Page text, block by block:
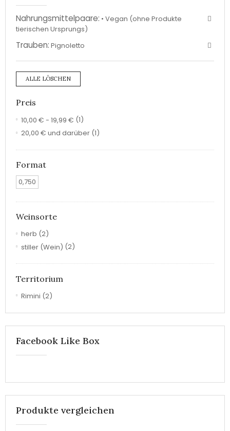
Nahrungsmittelpaare: • Vegan (ohne Produkte
tierischen Ursprungs)
Trauben: Pignoletto
ALLE LÖSCHEN
Preis
10,00 € - 19,99 € (1)
20,00 € und darüber (1)
Format
0,750
Weinsorte
herb (2)
stiller (Wein) (2)
Territorium
Rimini (2)
Facebook Like Box
Produkte vergleichen